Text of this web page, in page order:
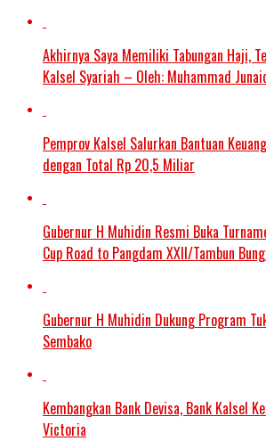
Akhirnya Saya Memiliki Tabungan Haji,
Kalsel Syariah – Oleh: Muhammad
Pemprov Kalsel Salurkan Bantuan
dengan Total Rp 20,5 Miliar
Gubernur H Muhidin Resmi Buka
Cup Road to Pangdam XXII/Tambun
Gubernur H Muhidin Dukung Program
Sembako
Kembangkan Bank Devisa, Bank Kalsel
Victoria